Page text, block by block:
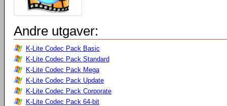
Andre utgaver:
K-Lite Codec Pack Basic
K-Lite Codec Pack Standard
K-Lite Codec Pack Mega
K-Lite Codec Pack Update
K-Lite Codec Pack Corporate
K-Lite Codec Pack 64-bit